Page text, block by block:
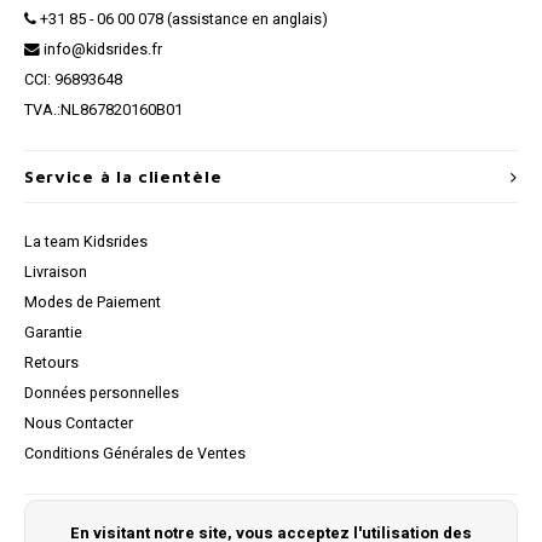
+31 85 - 06 00 078 (assistance en anglais)
info@kidsrides.fr
CCI: 96893648
TVA.:NL867820160B01
Service à la clientèle
La team Kidsrides
Livraison
Modes de Paiement
Garantie
Retours
Données personnelles
Nous Contacter
Conditions Générales de Ventes
En visitant notre site, vous acceptez l'utilisation des